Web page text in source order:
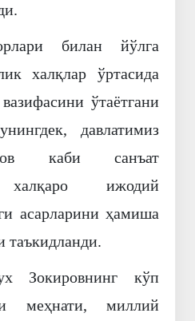
билан йўлга
халқлар ўртасида
ўтаётгани
давлатимиз
каби санъат
халқаро ижодий
асарларини ҳамиша
таъкидланди.
Зокировнинг кўп
меҳнати, миллий